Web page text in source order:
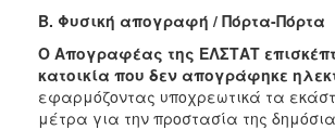
B. Φυσική απογραφή / Πόρτα-Πόρτα
Ο Απογραφέας της ΕΛΣΤΑΤ
κατοικία που δεν απογράφηκε
εφαρμόζοντας υποχρεωτικά τα
μέτρα για την προστασία της